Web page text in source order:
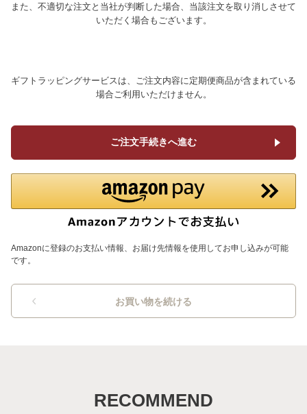
また、不適切な注文と当社が判断した場合、当該注文を取り消しさせて
いただく場合もございます。
ギフトラッピングサービスは、ご注文内容に定期便商品が含まれている
場合ご利用いただけません。
ご注文手続きへ進む
Amazonに登録のお支払い情報、お届け先情報を使用してお申し込みが可能
です。
お買い物を続ける
RECOMMEND